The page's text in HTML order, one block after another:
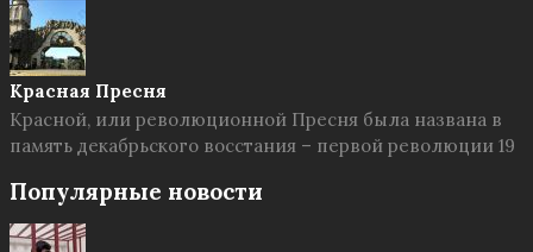
Красная Пресня
Красной, или революционной Пресня была названа в
память декабрьского восстания – первой революции 19
Популярные новости